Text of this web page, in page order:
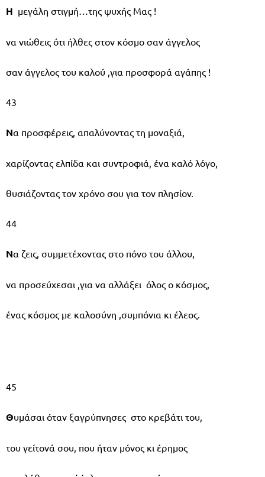
H μεγάλη στιγμή…της ψυχής Μας !
να νιώθεις ότι ήλθες στον κόσμο σαν άγγελος
σαν άγγελος του καλού ,για προσφορά αγάπης !
43
Να προσφέρεις, απαλύνοντας τη μοναξιά,
χαρίζοντας ελπίδα και συντροφιά, ένα καλό λόγο,
θυσιάζοντας τον χρόνο σου για τον πλησίον.
44
Να ζεις, συμμετέχοντας στο πόνο του άλλου,
να προσεύχεσαι ,για να αλλάξει όλος ο κόσμος,
ένας κόσμος με καλοσύνη ,συμπόνια κι έλεος.
45
Θυμάσαι όταν ξαγρύπνησες στο κρεβάτι του,
του γείτονά σου, που ήταν μόνος κι έρημος